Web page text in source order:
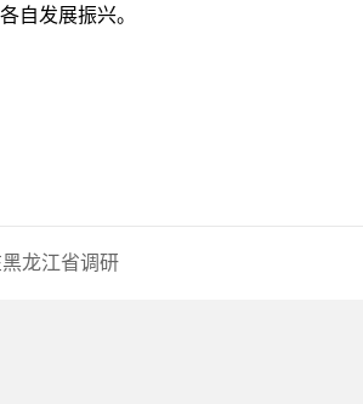
自发展振兴。
龙江省调研